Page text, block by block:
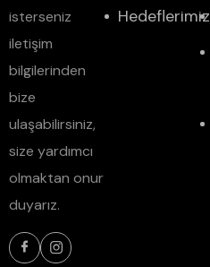
isterseniz
iletişim
bilgilerinden
bize
ulaşabilirsiniz,
size yardımcı
olmaktan onur
duyarız.
Hedeflerimiz